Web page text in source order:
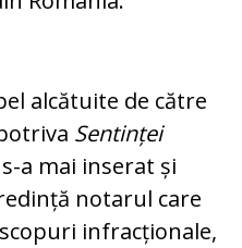
alcătuite de către
Sentinței
a mai inserat și
notarul care
infracționale,